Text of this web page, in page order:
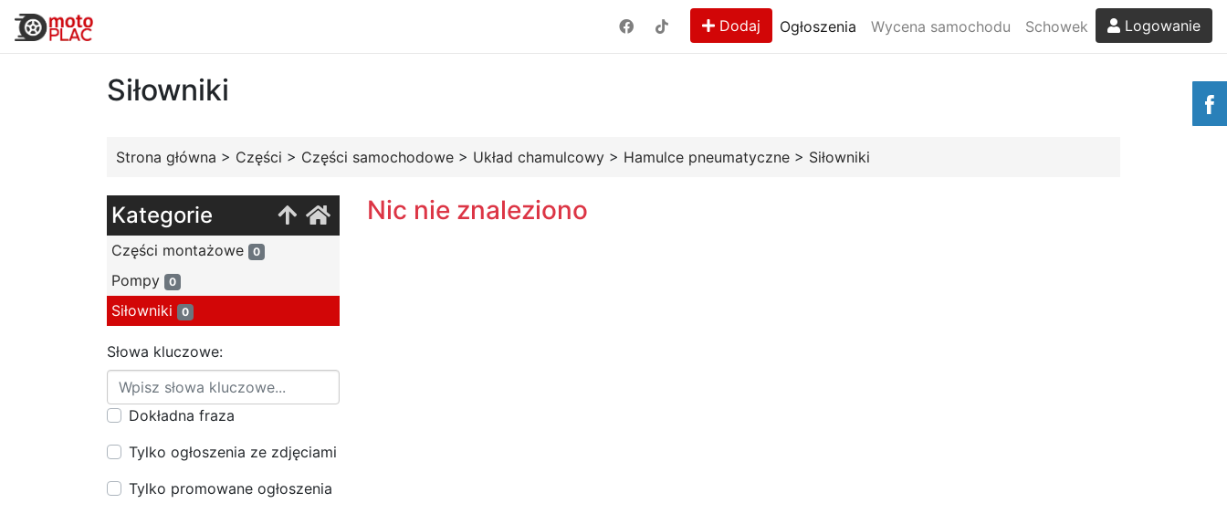
Dodaj Ogłoszenia Wycena samochodu Schowek Logowanie
Siłowniki
Strona główna > Części > Części samochodowe > Układ chamulcowy > Hamulce pneumatyczne > Siłowniki
Kategorie
Części montażowe 0
Pompy 0
Siłowniki 0
Słowa kluczowe:
Dokładna fraza
Tylko ogłoszenia ze zdjęciami
Tylko promowane ogłoszenia
Nic nie znaleziono